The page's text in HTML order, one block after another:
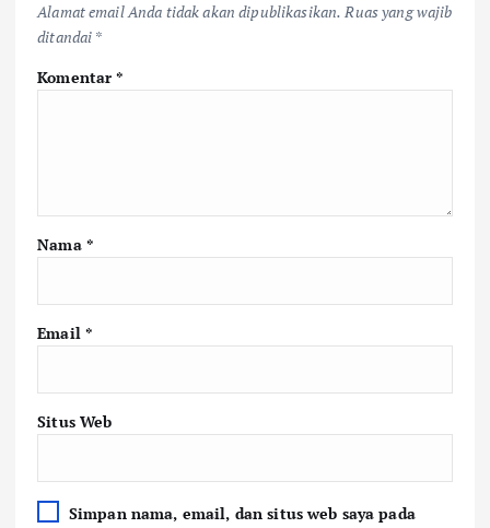
Alamat email Anda tidak akan dipublikasikan. Ruas yang wajib
ditandai *
Komentar*
Nama *
Email *
Situs Web
Simpan nama, email, dan situs web saya pada